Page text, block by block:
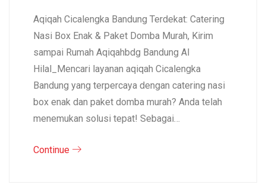
Aqiqah Cicalengka Bandung Terdekat: Catering
Nasi Box Enak & Paket Domba Murah, Kirim
sampai Rumah Aqiqahbdg Bandung Al
Hilal_Mencari layanan aqiqah Cicalengka
Bandung yang terpercaya dengan catering nasi
box enak dan paket domba murah? Anda telah
menemukan solusi tepat! Sebagai…
Continue